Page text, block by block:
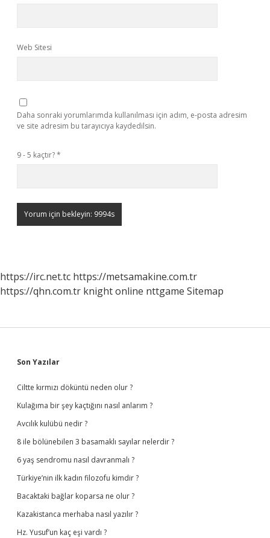
Web Sitesi
Daha sonraki yorumlarımda kullanılması için adım, e-posta adresim
ve site adresim bu tarayıcıya kaydedilsin.
9 - 5 kaçtır?*
https://irc.net.tc https://metsamakine.com.tr
https://qhn.com.tr knight online nttgame Sitemap
Sidebar
Son Yazılar
Ciltte kırmızı döküntü neden olur ?
Kulağıma bir şey kaçtığını nasıl anlarım ?
Avcılık kulübü nedir ?
8 ile bölünebilen 3 basamaklı sayılar nelerdir ?
6 yaş sendromu nasıl davranmalı ?
Türkiye’nin ilk kadın filozofu kimdir ?
Bacaktaki bağlar koparsa ne olur ?
Kazakistanca merhaba nasıl yazılır ?
Hz. Yusuf’un kaç eşi vardı ?